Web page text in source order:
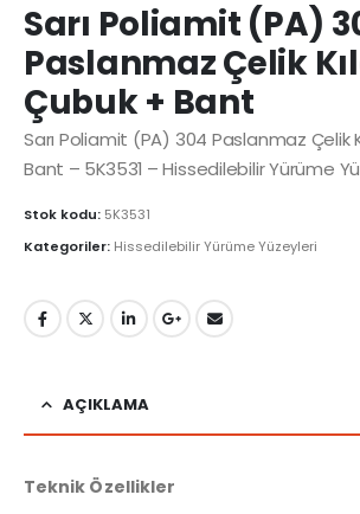
Sarı Poliamit (PA)
Paslanmaz Çelik
Çubuk + Bant
Sarı Poliamit (PA) 304 Paslanmaz Çelik
Bant – 5K3531 – Hissedilebilir Yürüme
Stok kodu: 5K3531
Kategoriler: Hissedilebilir Yürüme Yüzeyleri
AÇIKLAMA
Teknik Özellikler